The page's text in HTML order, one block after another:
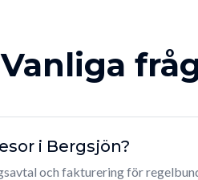
Vanliga
i Bergsjön?
och fakturering för